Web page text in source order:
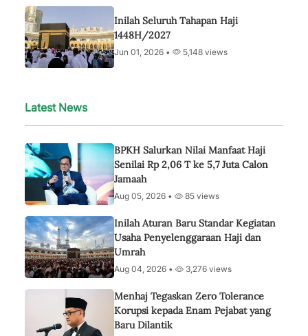
Inilah Seluruh Tahapan Haji
1448H/2027
Jun 01, 2026 • 5,148 views
Latest News
BPKH Salurkan Nilai Manfaat Haji
Senilai Rp 2,06 T ke 5,7 Juta Calon
Jamaah
Aug 05, 2026 • 85 views
Inilah Aturan Baru Standar Kegiatan
Usaha Penyelenggaraan Haji dan
Umrah
Aug 04, 2026 • 3,276 views
Menhaj Tegaskan Zero Tolerance
Korupsi kepada Enam Pejabat yang
Baru Dilantik